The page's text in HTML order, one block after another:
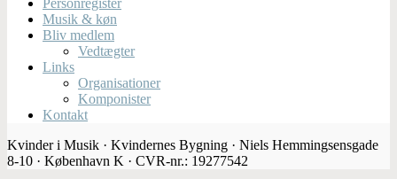
Musik & køn
Bliv medlem
Vedtægter
Links
Organisationer
Komponister
Kontakt
Kvinder i Musik · Kvindernes Bygning · Niels Hemmingsensgade
8-10 · København K · CVR-nr.: 19277542